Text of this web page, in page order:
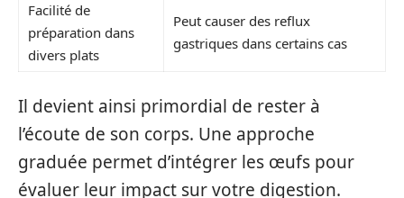
Facilité de
préparation dans
divers plats
Peut causer des reflux
gastriques dans certains cas
Il devient ainsi primordial de rester à
l’écoute de son corps. Une approche
graduée permet d’intégrer les œufs pour
évaluer leur impact sur votre digestion.